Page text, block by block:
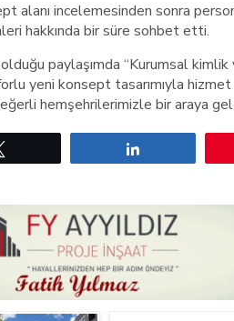
alanı incelemesinden sonra
hakkında bir süre sohbet etti.
paylaşımda “Kurumsal
yeni konsept tasarımıyla
hemşehrilerimizle bir araya